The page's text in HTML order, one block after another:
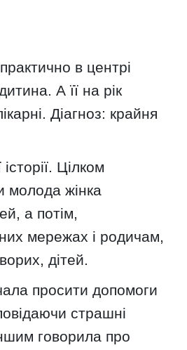
в центрі
А її на рік
Діагноз: крайня
Цілком
молода жінка
а потім,
мережах і родичам,
дітей.
просити допомоги
страшні
говорила про